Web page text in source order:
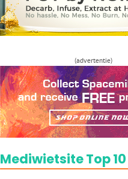
(advertentie)
Mediwietsite Top 10